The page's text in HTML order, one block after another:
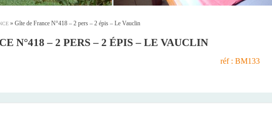
» Gîte de France N°418 – 2 pers – 2 épis – Le Vauclin
N°418 – 2 PERS – 2 ÉPIS – LE VAUCLIN
réf : BM133